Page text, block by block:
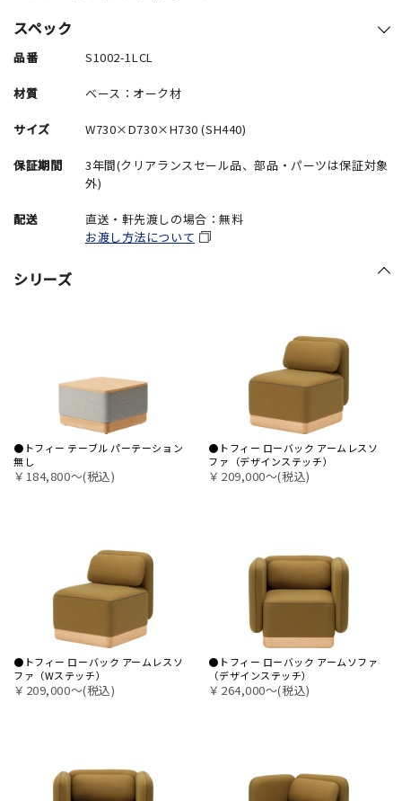
スペック
品番 S1002-1LCL
材質 ベース：オーク材
サイズ W730×D730×H730 (SH440)
保証期間
3年間(クリアランスセール品、部品・パーツは保証対象
外)
配送
直送・軒先渡しの場合：無料
お渡し方法について
シリーズ
●トフィー テーブル パーテーション
無し
￥184,800〜(税込)
●トフィー ローバック アームレスソ
ファ（デザインステッチ）
￥209,000〜(税込)
●トフィー ローバック アームレスソ
ファ（Wステッチ）
￥209,000〜(税込)
●トフィー ローバック アームソファ
（デザインステッチ）
￥264,000〜(税込)